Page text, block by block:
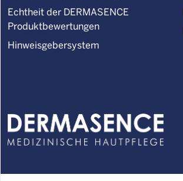
Echtheit der DERMASENCE
Produktbewertungen
Hinweisgebersystem